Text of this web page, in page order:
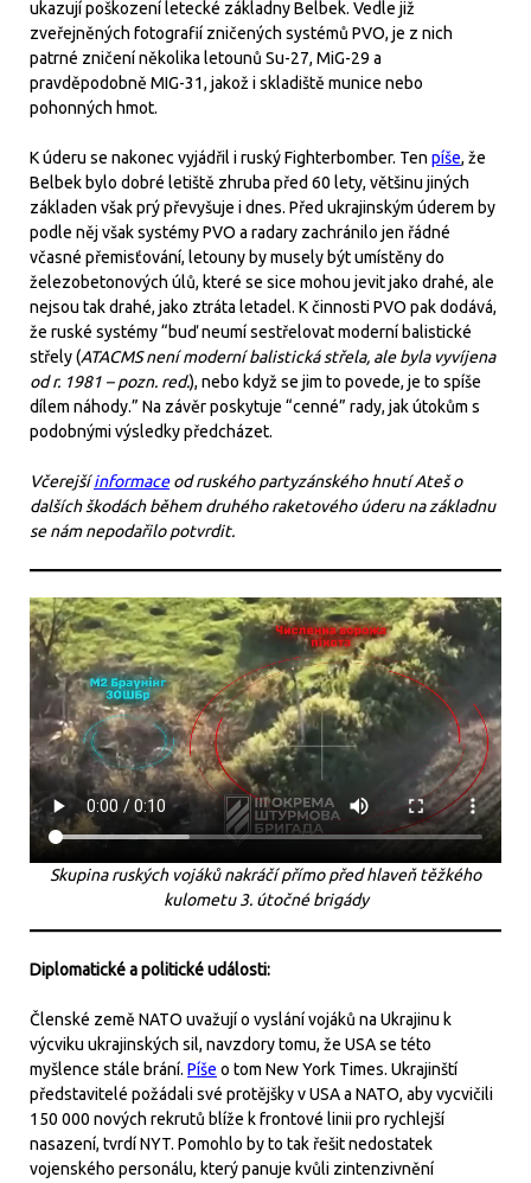
ukazují poškození letecké základny Belbek. Vedle již
zveřejněných fotografií zničených systémů PVO, je z nich
patrné zničení několika letounů Su-27, MiG-29 a
pravděpodobně MIG-31, jakož i skladiště munice nebo
pohonných hmot.
K úderu se nakonec vyjádřil i ruský Fighterbomber. Ten píše, že
Belbek bylo dobré letiště zhruba před 60 lety, většinu jiných
základen však prý převyšuje i dnes. Před ukrajinským úderem by
podle něj však systémy PVO a radary zachránilo jen řádné
včasné přemisťování, letouny by musely být umístěny do
železobetonových úlů, které se sice mohou jevit jako drahé, ale
nejsou tak drahé, jako ztráta letadel. K činnosti PVO pak dodává,
že ruské systémy “buď neumí sestřelovat moderní balistické
střely (ATACMS není moderní balistická střela, ale byla vyvíjena
od r. 1981 – pozn. red.), nebo když se jim to povede, je to spíše
dílem náhody.” Na závěr poskytuje “cenné” rady, jak útokům s
podobnými výsledky předcházet.
Včerejšíinformaceod ruského partyzánského hnutí Ateš o
dalších škodách během druhého raketového úderu na základnu
se nám nepodařilo potvrdit.
Skupina ruských vojáků nakráčí přímo před hlaveň těžkého
kulometu 3. útočné brigády
Diplomatické a politické události:
Členské země NATO uvažují o vyslání vojáků na Ukrajinu k
výcviku ukrajinských sil, navzdory tomu, že USA se této
myšlence stále brání. Píše o tom New York Times. Ukrajinští
představitelé požádali své protějšky v USA a NATO, aby vycvičili
150 000 nových rekrutů blíže k frontové linii pro rychlejší
nasazení, tvrdí NYT. Pomohlo by to tak řešit nedostatek
vojenského personálu, který panuje kvůli zintenzivnění